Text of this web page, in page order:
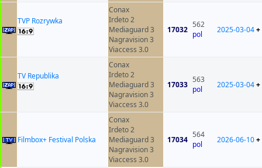
TVP Rozrywka
Conax
Irdeto 2
Mediaguard 3
Nagravision 3
Viaccess 3.0
17032
562
pol
2025-03-04+
TV Republika
Conax
Irdeto 2
Mediaguard 3
Nagravision 3
Viaccess 3.0
17033
563
pol
2025-03-04+
Filmbox+ Festival Polska
Conax
Irdeto 2
Mediaguard 3
Nagravision 3
Viaccess 3.0
17034
564
pol
2026-06-10+